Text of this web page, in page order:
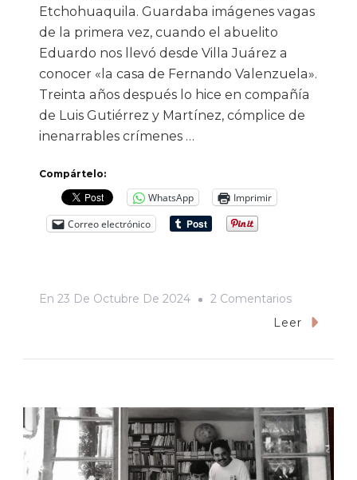
Etchohuaquila. Guardaba imágenes vagas
de la primera vez, cuando el abuelito
Eduardo nos llevó desde Villa Juárez a
conocer «la casa de Fernando Valenzuela».
Treinta años después lo hice en compañía
de Luis Gutiérrez y Martínez, cómplice de
inenarrables crímenes …
Compártelo:
WhatsApp
Imprimir
Correo electrónico
En 23 De Octubre De 2024 2 ComentariosEn
Memoriam
Leer